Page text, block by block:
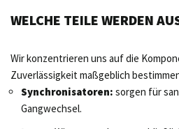
WELCHE TEILE WERDEN
Wir konzentrieren uns auf die
Zuverlässigkeit maßgeblich
Synchronisatoren: sorgen für
Gangwechsel.